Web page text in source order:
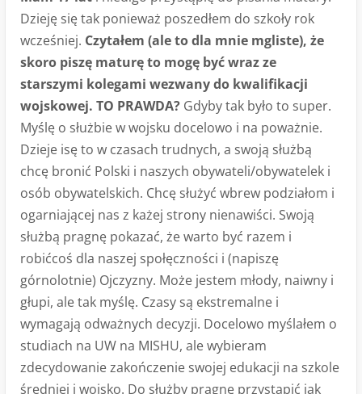
Dzieję się tak ponieważ poszedłem do szkoły rok
wcześniej. Czytałem (ale to dla mnie mgliste), że
skoro piszę maturę to mogę być wraz ze
starszymi kolegami wezwany do kwalifikacji
wojskowej. TO PRAWDA? Gdyby tak było to super.
Myślę o służbie w wojsku docelowo i na poważnie.
Dzieje isę to w czasach trudnych, a swoją służbą
chcę bronić Polski i naszych obywateli/obywatelek i
osób obywatelskich. Chcę służyć wbrew podziałom i
ogarniającej nas z każej strony nienawiści. Swoją
służbą pragnę pokazać, że warto być razem i
robićcoś dla naszej społęczności i (napiszę
górnolotnie) Ojczyzny. Może jestem młody, naiwny i
głupi, ale tak myślę. Czasy są ekstremalne i
wymagają odważnych decyzji. Docelowo myślałem o
studiach na UW na MISHU, ale wybieram
zdecydowanie zakończenie swojej edukacji na szkole
średniej i wojsko. Do służby pragnę przystąpić jak